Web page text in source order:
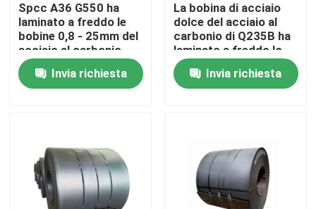
Tubo d'acciaio senza cuciture
Tubo senza cuciture della lega
Tubo d'acciaio di precisione
Spcc A36 G550 ha
laminato a freddo le
bobine 0,8 - 25mm del
acciaio al carbonio
Invia richiesta
La bobina di acciaio
dolce del acciaio al
carbonio di Q235B ha
laminato a freddo lo
spessore di 4mm - di
0,12
Invia richiesta